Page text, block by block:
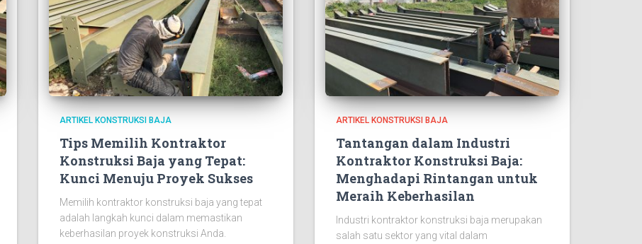
ARTIKEL KONSTRUKSI BAJA
Tips Memilih Kontraktor
Konstruksi Baja yang Tepat:
Kunci Menuju Proyek Sukses
Memilih kontraktor konstruksi baja yang tepat
adalah langkah kunci dalam memastikan
keberhasilan proyek konstruksi Anda.
ARTIKEL KONSTRUKSI BAJA
Tantangan dalam Industri
Kontraktor Konstruksi Baja:
Menghadapi Rintangan untuk
Meraih Keberhasilan
Industri kontraktor konstruksi baja merupakan
salah satu sektor yang vital dalam